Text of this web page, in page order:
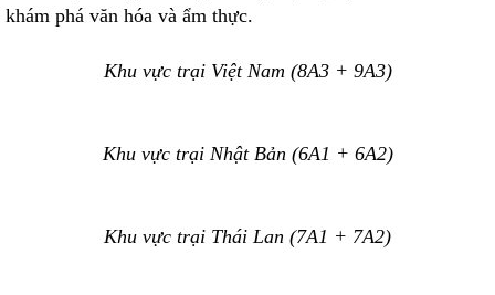
khám phá văn hóa và ẩm thực.
Khu vực trại Việt Nam (8A3 + 9A3)
Khu vực trại Nhật Bản (6A1 + 6A2)
Khu vực trại Thái Lan (7A1 + 7A2)